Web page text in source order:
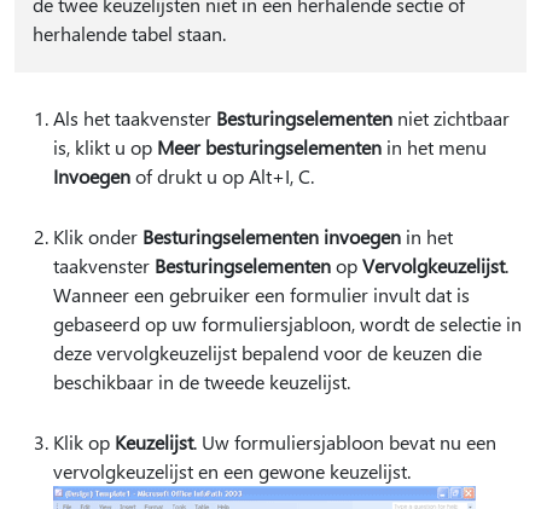
herhalende tabel staan.
Als het taakvenster Besturingselementen niet zichtbaar
is, klikt u op Meer besturingselementen in het menu
Invoegenof drukt u op Alt+I, C.
Klik onder Besturingselementen invoegen in het
taakvenster BesturingselementenopVervolgkeuzelijst.
Wanneer een gebruiker een formulier invult dat is
gebaseerd op uw formuliersjabloon, wordt de selectie in
deze vervolgkeuzelijst bepalend voor de keuzen die
beschikbaar in de tweede keuzelijst.
Klik op Keuzelijst. Uw formuliersjabloon bevat nu een
vervolgkeuzelijst en een gewone keuzelijst.